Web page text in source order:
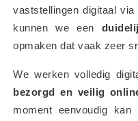
vaststellingen digitaal
kunnen we een
opmaken dat vaak zeer
We werken volledig
bezorgd en veilig
moment eenvoudig